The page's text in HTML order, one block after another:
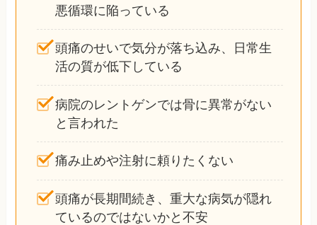
悪循環に陥っている
頭痛のせいで気分が落ち込み、日常生
活の質が低下している
病院のレントゲンでは骨に異常がない
と言われた
痛み止めや注射に頼りたくない
頭痛が長期間続き、重大な病気が隠れ
ているのではないかと不安